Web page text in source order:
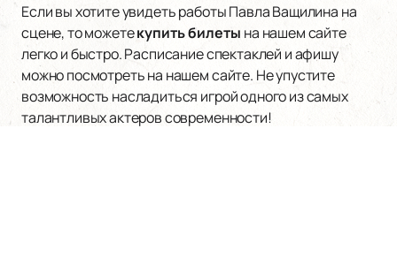
Если вы хотите увидеть работы Павла Ващилина на
сцене, то можетекупить билеты на нашем сайте
легко и быстро. Расписание спектаклей и афишу
можно посмотреть на нашем сайте. Не упустите
возможность насладиться игрой одного из самых
талантливых актеров современности!